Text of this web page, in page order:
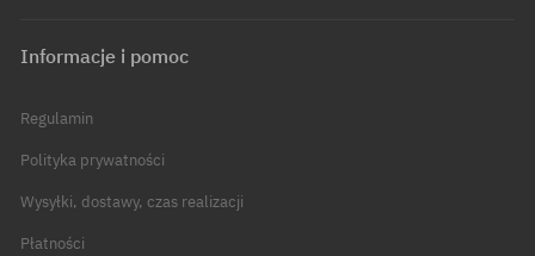
Informacje i pomoc
Regulamin
Polityka prywatności
Wysyłki, dostawy, czas realizacji
Płatności